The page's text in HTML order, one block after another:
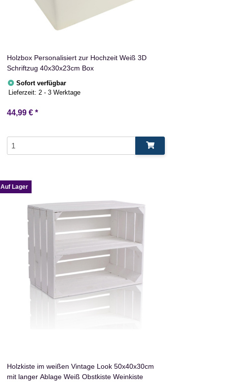
Holzbox Personalisiert zur Hochzeit Weiß 3D
Schriftzug 40x30x23cm Box
Sofort verfügbar
Lieferzeit:2 - 3 Werktage
44,99 € *
Auf Lager
Holzkiste im weißen Vintage Look 50x40x30cm
mit langer Ablage Weiß Obstkiste Weinkiste